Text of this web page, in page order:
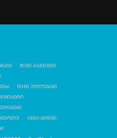
შენი პაციენტი
შენი უფლებები
სხვა-ამბები